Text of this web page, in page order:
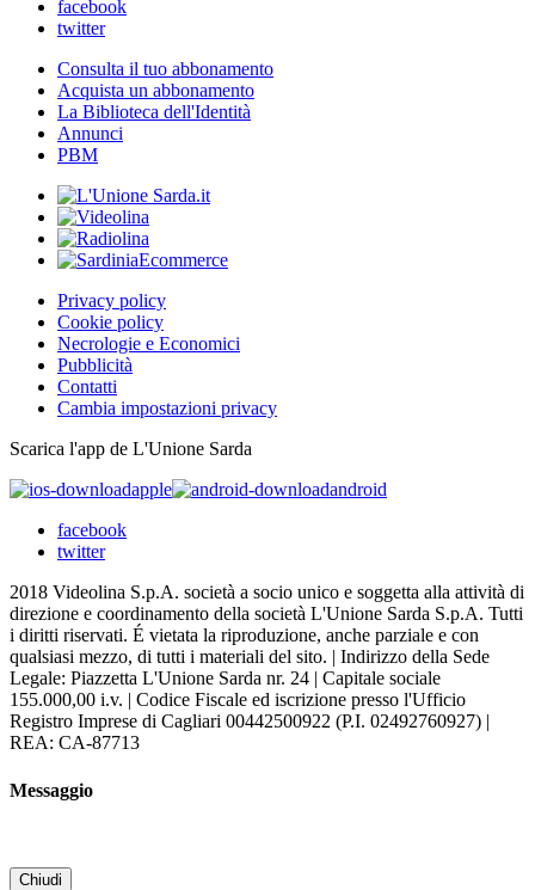
facebook
twitter
Consulta il tuo abbonamento
Acquista un abbonamento
La Biblioteca dell'Identità
Annunci
PBM
Privacy policy
Cookie policy
Necrologie e Economici
Pubblicità
Contatti
Cambia impostazioni privacy
Scarica l'app de L'Unione Sarda
apple
android
facebook
twitter
2018 Videolina S.p.A. società a socio unico e soggetta alla attività di
direzione e coordinamento della società L'Unione Sarda S.p.A. Tutti
i diritti riservati. É vietata la riproduzione, anche parziale e con
qualsiasi mezzo, di tutti i materiali del sito. | Indirizzo della Sede
Legale: Piazzetta L'Unione Sarda nr. 24 | Capitale sociale
155.000,00 i.v. | Codice Fiscale ed iscrizione presso l'Ufficio
Registro Imprese di Cagliari 00442500922 (P.I. 02492760927) |
REA: CA-87713
Messaggio
Chiudi